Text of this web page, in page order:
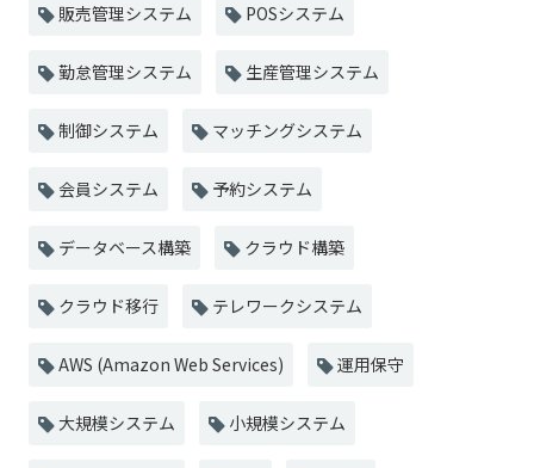
販売管理システム POSシステム
勤怠管理システム 生産管理システム
制御システム マッチングシステム
会員システム 予約システム
データベース構築 クラウド構築
クラウド移行 テレワークシステム
AWS (Amazon Web Services) 運用保守
大規模システム 小規模システム